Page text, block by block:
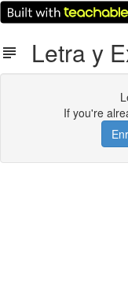
Letra y
If you're